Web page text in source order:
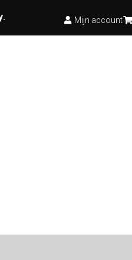
. Mijn account